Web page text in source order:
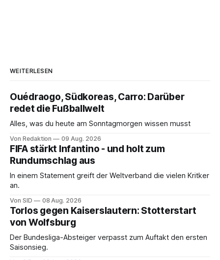
WEITERLESEN
Ouédraogo, Südkoreas, Carro: Darüber
redet die Fußballwelt
Alles, was du heute am Sonntagmorgen wissen musst
Von Redaktion 09 Aug. 2026
FIFA stärkt Infantino - und holt zum
Rundumschlag aus
In einem Statement greift der Weltverband die vielen Kritker
an.
Von SID 08 Aug. 2026
Torlos gegen Kaiserslautern: Stotterstart
von Wolfsburg
Der Bundesliga-Absteiger verpasst zum Auftakt den ersten
Saisonsieg.